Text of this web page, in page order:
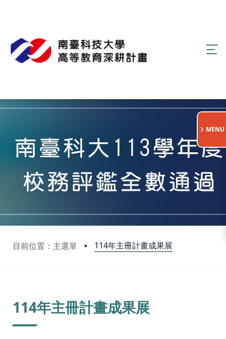
目前位置：主選單 114年主冊計畫成果展
:::
MENU
114年主冊計畫成果展